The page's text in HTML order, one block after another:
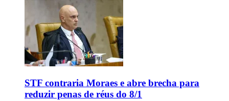
STF contraria Moraes e abre brecha para
reduzir penas de réus do 8/1